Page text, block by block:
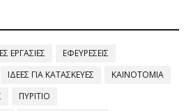
ΕΡΓΑΣΙΕΣ
ΕΦΕΥΡΕΣΕΙΣ
ΙΔΕΕΣ ΓΙΑ ΚΑΤΑΣΚΕΥΕΣ
ΚΑΙΝΟΤΟΜΙΑ
ΠΥΡΙΤΙΟ